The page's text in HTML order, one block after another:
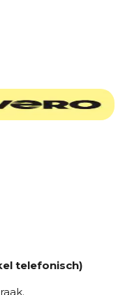
telefonisch)